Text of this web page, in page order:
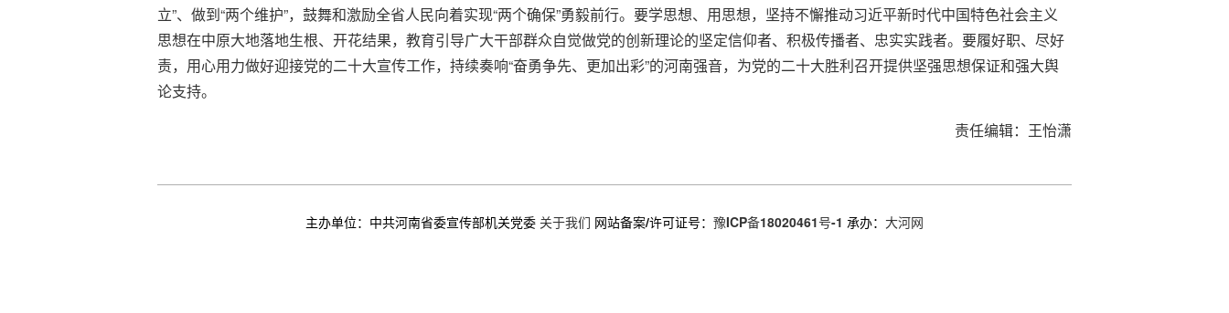
立”、做到“两个维护”，鼓舞和激励全省人民向着实现“两个确保”勇毅前行。要学思想、用思想，坚持不懈推动习近平新时代中国特色社会主义
思想在中原大地落地生根、开花结果，教育引导广大干部群众自觉做党的创新理论的坚定信仰者、积极传播者、忠实实践者。要履好职、尽好
责，用心用力做好迎接党的二十大宣传工作，持续奏响“奋勇争先、更加出彩”的河南强音，为党的二十大胜利召开提供坚强思想保证和强大舆
论支持。
责任编辑：王怡潇
主办单位：中共河南省委宣传部机关党委 关于我们 网站备案/许可证号： 豫ICP备18020461号-1 承办： 大河网